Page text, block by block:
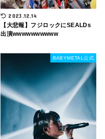
2023.12.14
【大悲報】フジロックにSEALDs
出演wwwwwwwwww
BABYMETAL公式